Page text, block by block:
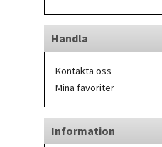
Handla
Kontakta oss
Mina favoriter
Information